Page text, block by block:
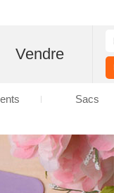
Vendre
Sacs